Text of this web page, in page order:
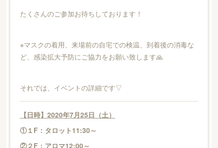
たくさんのご参加お待ちしております！
※マスクの着用、来場前の自宅での検温、到着後の消毒な
ど、感染拡大予防にご協力をお願い致します🙏
それでは、イベントの詳細です▽
【日時】2020年7月25日（土）
①１F：タロット11:30～
②２F：アロマ12:00～